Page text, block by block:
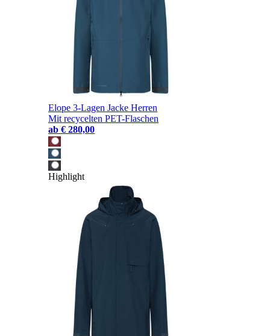
Elope 3-Lagen Jacke Herren
Mit recycelten PET-Flaschen
ab € 280,00
Highlight